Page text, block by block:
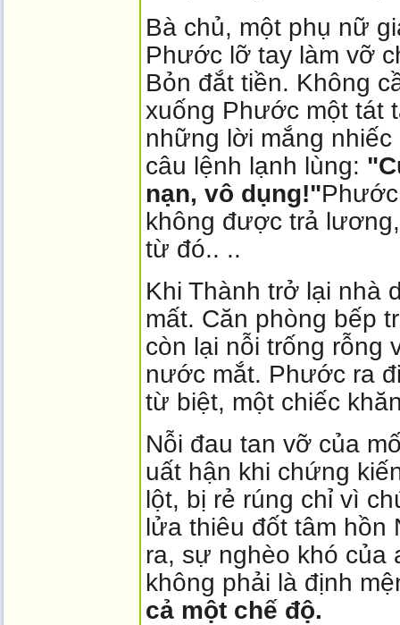
Bà chủ, một phụ nữ
Phước lỡ tay làm vỡ
Bỏn đắt tiền. Không
xuống Phước một tát
những lời mắng
câu lệnh lạnh lùng:
nạn, vô dụng!"
không được trả
từ đó.. ..
Khi Thành trở lại nhà
mất. Căn phòng bếp
còn lại nỗi trống rỗng
nước mắt. Phước ra
từ biệt, một chiếc
Nỗi đau tan vỡ của
uất hận khi chứng
lột, bị rẻ rúng chỉ vì
lửa thiêu đốt tâm hồn
ra, sự nghèo khó của
không phải là định
cả một chế độ.